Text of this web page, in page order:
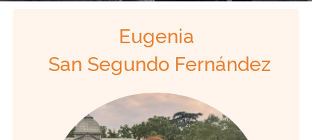
Eugenia
San Segundo Fernández